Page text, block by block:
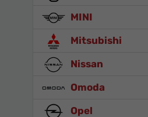
MINI
Mitsubishi
Nissan
Omoda
Opel